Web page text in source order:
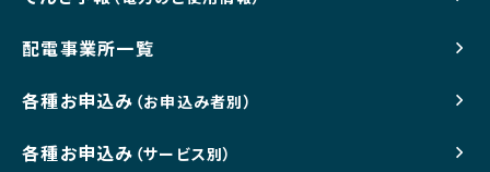
配電事業所一覧
各種お申込み （お申込み者別）
各種お申込み （サービス別）